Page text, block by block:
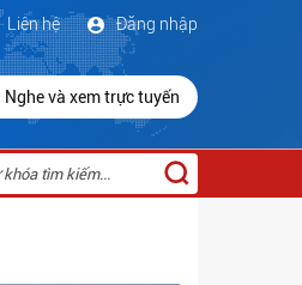
Đăng nhập
Liên hệ
Nghe và xem trực tuyến